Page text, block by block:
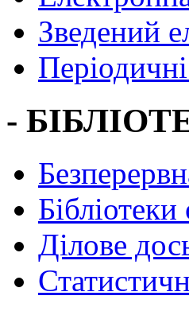
Зведений
-
Бібліотеки
Ділове